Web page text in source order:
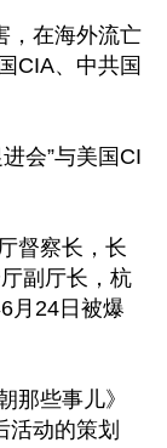
，在海外流亡
CIA、中共国
会”与美国CI
督察长，长
副厅长，杭
月24日被爆
那些事儿》
活动的策划